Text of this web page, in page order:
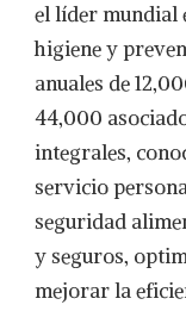
el líder mundial
higiene y
anuales de
44,000
integrales,
servicio
seguridad
y seguros,
mejorar la